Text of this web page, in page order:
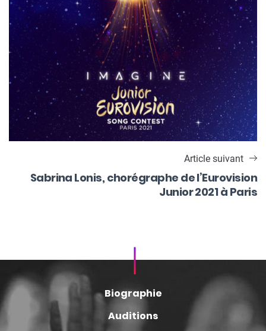
Article suivant
Sabrina Lonis, chorégraphe de l’Eurovision
Junior 2021 à Paris
Biographie
Auditions